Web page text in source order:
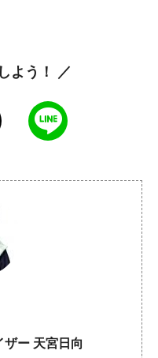
よう！ ／
ザー 天宮日向